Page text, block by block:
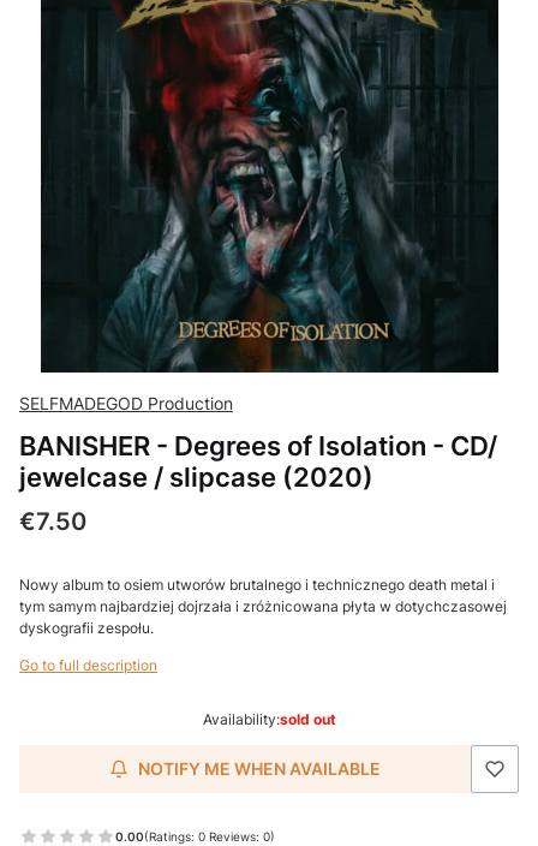
SELFMADEGOD Production
BANISHER - Degrees of Isolation - CD/
jewelcase / slipcase (2020)
Price
€7.50
Nowy album to osiem utworów brutalnego i technicznego death metal i
tym samym najbardziej dojrzała i zróżnicowana płyta w dotychczasowej
dyskografii zespołu.
Go to full description
Availability:sold out
NOTIFY ME WHEN AVAILABLE
0.00(Ratings: 0 Reviews: 0)